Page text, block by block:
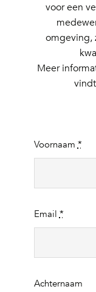
voor een
omgeving,
Meer
Voornaam*
Email*
Achternaam